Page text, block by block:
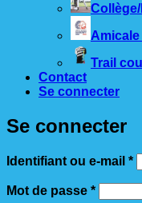
Trail
Contact
Se connecter
Se connecter
Identifiant ou e-mail *
Mot de passe *